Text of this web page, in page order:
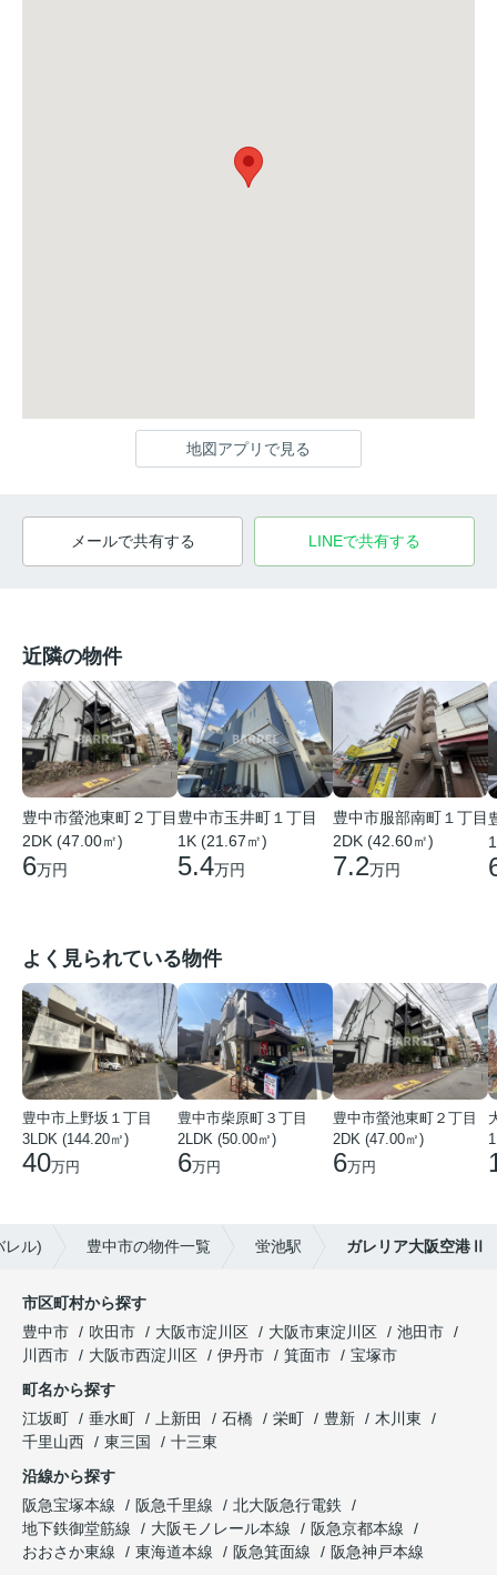
地図アプリで見る
メールで共有する LINEで共有する
近隣の物件
豊中市螢池東町２丁目
2DK (47.00㎡)
6万円
豊中市玉井町１丁目
1K (21.67㎡)
5.4万円
豊中市服部南町１丁目
2DK (42.60㎡)
7.2万円
よく見られている物件
豊中市上野坂１丁目
3LDK (144.20㎡)
40万円
豊中市柴原町３丁目
2LDK (50.00㎡)
6万円
豊中市螢池東町２丁目
2DK (47.00㎡)
6万円
レル) 豊中市の物件一覧 蛍池駅 ガレリア大阪空港Ⅱ
市区町村から探す
豊中市
吹田市 大阪市淀川区 大阪市東淀川区
池田市
川西市
大阪市西淀川区 伊丹市 箕面市
宝塚市
町名から探す
江坂町
垂水町 上新田 石橋 栄町 豊新
木川東
千里山西
東三国
十三東
沿線から探す
阪急宝塚本線
阪急千里線
北大阪急行電鉄
地下鉄御堂筋線
大阪モノレール本線
阪急京都本線
おおさか東線
東海道本線 阪急箕面線
阪急神戸本線